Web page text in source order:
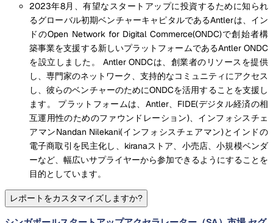
2023年8月、有望なスタートアップに投資するために知られ
るグローバル初期ベンチャーキャピタルであるAntlerは、イン
ドのOpen Network for Digital Commerce(ONDC)で創始者構
築事業を支援する新しいプラットフォームであるAntler ONDC
を設立しました。 Antler ONDCは、創業者のリソースを提供
し、専門家のネットワーク、支持的なコミュニティにアクセス
し、彼らのベンチャーのためにONDCを活用することを支援し
ます。 プラットフォームは、Antler、FIDE(デジタル経済の相
互運用性のためのファウンドレーション)、インフォシスチェ
アマンNandan Nilekani(インフォシスチェアマン)とインドの
電子商取引を民主化し、kiranaストア、小売店、小規模ベンダ
ーなど、幅広いサプライヤーから参加できるようにすることを
目的としています。
レポートをカスタマイズしますか?